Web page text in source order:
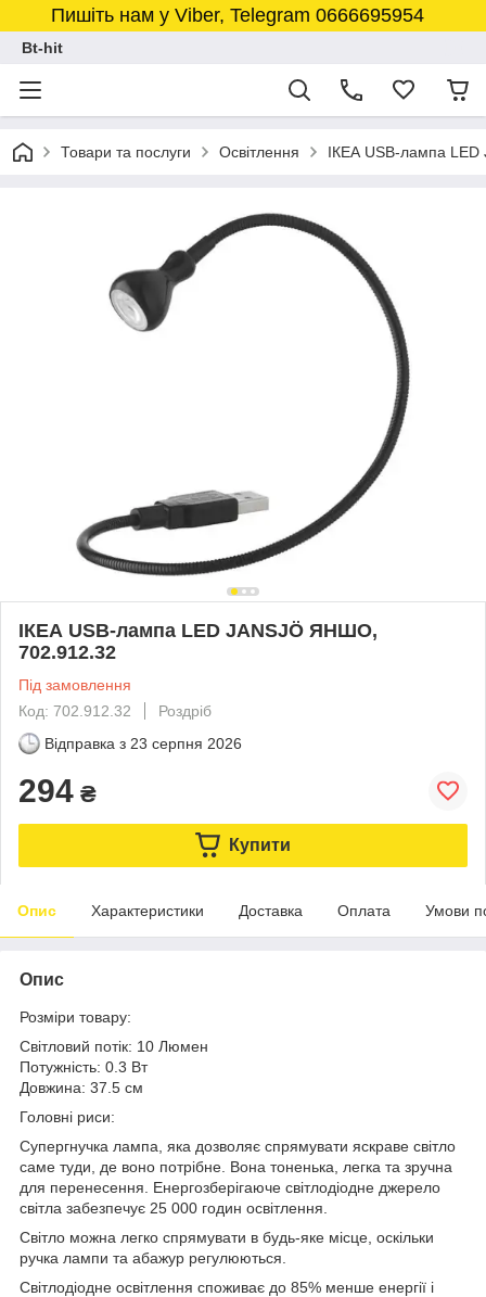
Пишіть нам у Viber, Telegram 0666695954
Bt-hit
Товари та послуги Освітлення ІКЕА USB-лампа
ІКЕА USB-лампа LED JANSJÖ ЯНШО,
702.912.32
Під замовлення
Код: 702.912.32
Роздріб
Відправка з 23 серпня 2026
294 ₴
Купити
Опис Характеристики Доставка Оплата Умови
Опис
Розміри товару:
Світловий потік: 10 Люмен
Потужність: 0.3 Вт
Довжина: 37.5 см
Головні риси:
Супергнучка лампа, яка дозволяє спрямувати яскраве світло
саме туди, де воно потрібне. Вона тоненька, легка та зручна
для перенесення. Енергозберігаюче світлодіодне джерело
світла забезпечує 25 000 годин освітлення.
Світло можна легко спрямувати в будь-яке місце, оскільки
ручка лампи та абажур регулюються.
Світлодіодне освітлення споживає до 85% менше енергії і